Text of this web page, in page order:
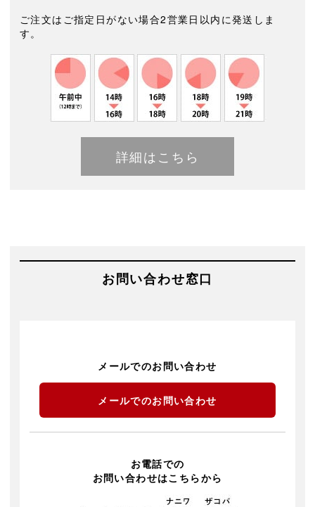
ご注文はご指定日がない場合2営業日以内に発送しま
す。
詳細はこちら
お問い合わせ窓口
メールでのお問い合わせ
メールでのお問い合わせ
お電話での
お問い合わせはこちらから